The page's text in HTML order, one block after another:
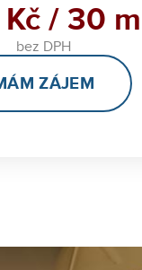
/ 30
bez DPH
ZÁJEM